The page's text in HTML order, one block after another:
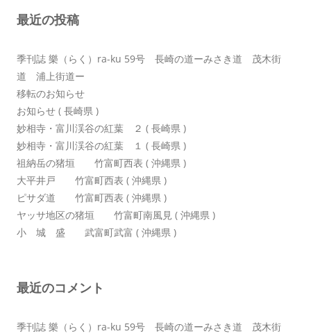
ン
最近の投稿
季刊誌 樂（らく）ra-ku 59号 長崎の道ーみさき道 茂木街
道 浦上街道ー
移転のお知らせ
お知らせ ( 長崎県 )
妙相寺・富川渓谷の紅葉 ２ ( 長崎県 )
妙相寺・富川渓谷の紅葉 １ ( 長崎県 )
祖納岳の猪垣 竹富町西表 ( 沖縄県 )
大平井戸 竹富町西表 ( 沖縄県 )
ピサダ道 竹富町西表 ( 沖縄県 )
ヤッサ地区の猪垣 竹富町南風見 ( 沖縄県 )
小 城 盛 武富町武富 ( 沖縄県 )
最近のコメント
季刊誌 樂（らく）ra-ku 59号 長崎の道ーみさき道 茂木街